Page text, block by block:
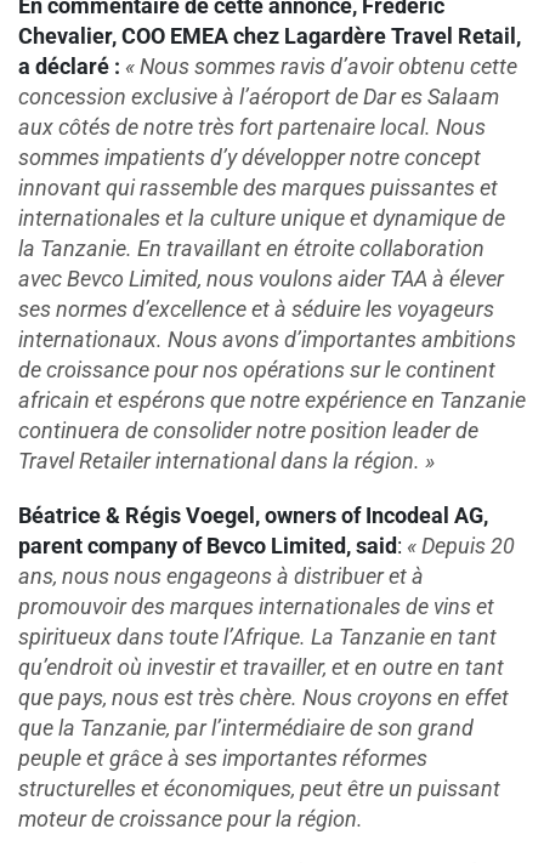
En commentaire de cette annonce, Frédéric
Chevalier, COO EMEA chez Lagardère Travel Retail,
a déclaré : «Nous sommes ravis d’avoir obtenu cette
concession exclusive à l’aéroport de Dar es Salaam
aux côtés de notre très fort partenaire local. Nous
sommes impatients d’y développer notre concept
innovant qui rassemble des marques puissantes et
internationales et la culture unique et dynamique de
la Tanzanie. En travaillant en étroite collaboration
avec Bevco Limited, nous voulons aider TAA à élever
ses normes d’excellence et à séduire les voyageurs
internationaux. Nous avons d’importantes ambitions
de croissance pour nos opérations sur le continent
africain et espérons que notre expérience en Tanzanie
continuera de consolider notre position leader de
Travel Retailer international dans la région. »
Béatrice & Régis Voegel, owners of Incodeal AG,
parent company of Bevco Limited, said: « Depuis 20
ans, nous nous engageons à distribuer et à
promouvoir des marques internationales de vins et
spiritueux dans toute l’Afrique. La Tanzanie en tant
qu’endroit où investir et travailler, et en outre en tant
que pays, nous est très chère. Nous croyons en effet
que la Tanzanie, par l’intermédiaire de son grand
peuple et grâce à ses importantes réformes
structurelles et économiques, peut être un puissant
moteur de croissance pour la région.